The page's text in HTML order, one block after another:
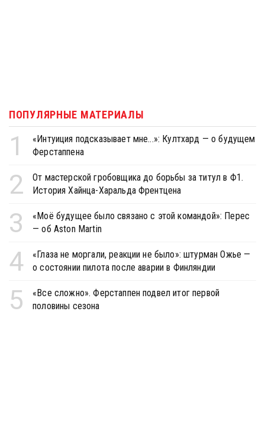
ПОПУЛЯРНЫЕ МАТЕРИАЛЫ
1
«Интуиция подсказывает мне...»: Култхард — о будущем
Ферстаппена
2
От мастерской гробовщика до борьбы за титул в Ф1.
История Хайнца-Харальда Френтцена
3
«Моё будущее было связано с этой командой»: Перес
— об Aston Martin
4
«Глаза не моргали, реакции не было»: штурман Ожье —
о состоянии пилота после аварии в Финляндии
5
«Все сложно». Ферстаппен подвел итог первой
половины сезона